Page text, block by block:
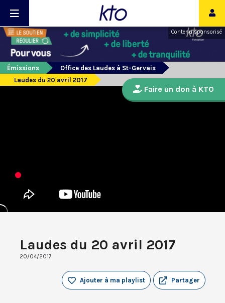
Contenu sponsorisé
Émissions
Office des Laudes à St-Gervais
Laudes du 20 avril 2017
Laudes du 20 avril 2017
20/04/2017
Partager
Ajouter à ma playlist
Faire un don à KTO